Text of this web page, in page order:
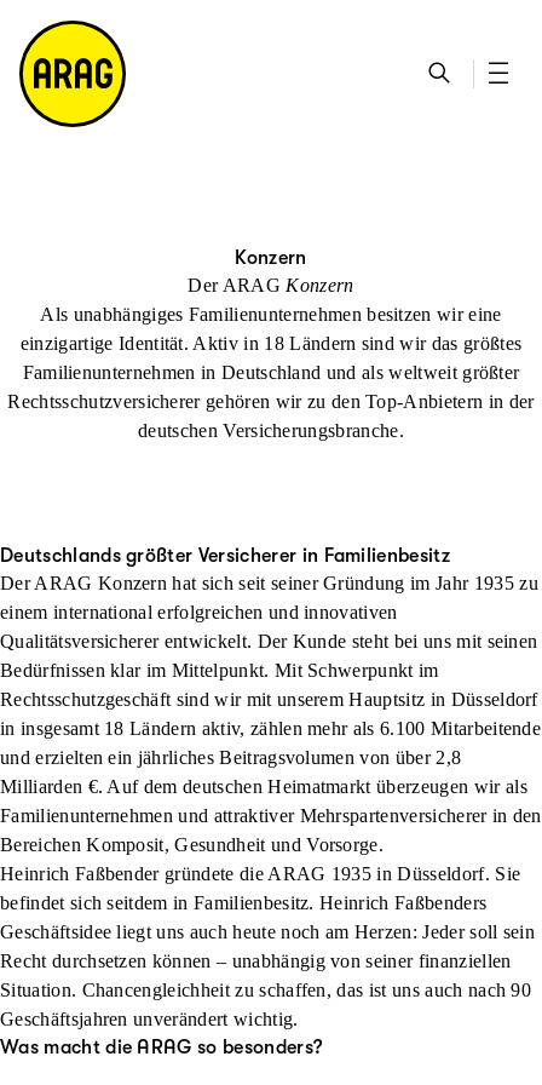
h
e
ta
k
ts
ei
te
e
m
a
p
Konzern
Der ARAG Konzern
Als unabhängiges Familienunternehmen besitzen wir eine
einzigartige Identität. Aktiv in 18 Ländern sind wir das größtes
Familienunternehmen in Deutschland und als weltweit größter
Rechtsschutzversicherer gehören wir zu den Top-Anbietern in der
deutschen Versicherungsbranche.
Deutschlands größter Versicherer in Familienbesitz
Der ARAG Konzern hat sich seit seiner Gründung im Jahr 1935 zu
einem international erfolgreichen und innovativen
Qualitätsversicherer entwickelt. Der Kunde steht bei uns mit seinen
Bedürfnissen klar im Mittelpunkt. Mit Schwerpunkt im
Rechtsschutzgeschäft sind wir mit unserem Hauptsitz in Düsseldorf
in insgesamt 18 Ländern aktiv, zählen mehr als 6.100 Mitarbeitende
und erzielten ein jährliches Beitragsvolumen von über 2,8
Milliarden €. Auf dem deutschen Heimatmarkt überzeugen wir als
Familienunternehmen und attraktiver Mehrspartenversicherer in den
Bereichen Komposit, Gesundheit und Vorsorge.
Heinrich Faßbender gründete die ARAG 1935 in Düsseldorf. Sie
befindet sich seitdem in Familienbesitz. Heinrich Faßbenders
Geschäftsidee liegt uns auch heute noch am Herzen: Jeder soll sein
Recht durchsetzen können – unabhängig von seiner finanziellen
Situation. Chancengleichheit zu schaffen, das ist uns auch nach 90
Geschäftsjahren unverändert wichtig.
Was macht die ARAG so besonders?